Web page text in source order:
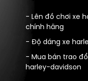
- Lên đồ chơi xe
chính hãng
- Độ dáng xe
- Mua bán trao
harley-davidson